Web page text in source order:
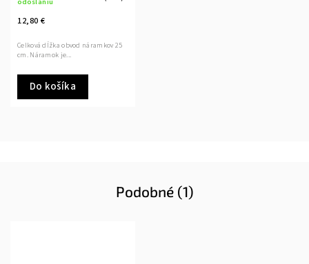
12,80 €
Do košíka
Celková dĺžka obvod náramkov 25
cm. Náramok je...
Podobné (1)